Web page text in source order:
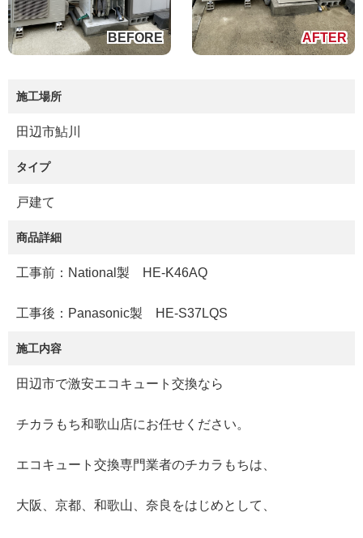
施工場所
田辺市鮎川
タイプ
戸建て
商品詳細
工事前：National製 HE-K46AQ
工事後：Panasonic製 HE-S37LQS
施工内容
田辺市で激安エコキュート交換なら
チカラもち和歌山店にお任せください。
エコキュート交換専門業者のチカラもちは、
大阪、京都、和歌山、奈良をはじめとして、